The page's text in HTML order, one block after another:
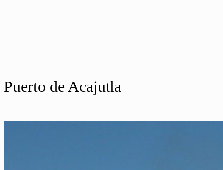
Puerto de Acajutla